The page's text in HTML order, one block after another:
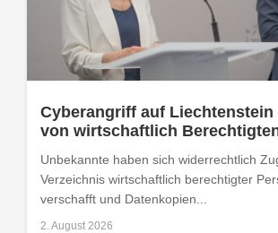
Cyberangriff auf Liechtenstein
von wirtschaftlich
Unbekannte haben sich widerrechtlich
Verzeichnis wirtschaftlich berechtigter
verschafft und Datenkopien...
2. August 2026